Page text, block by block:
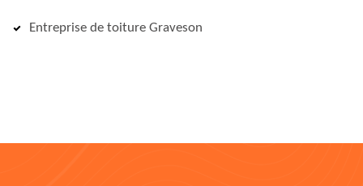
Entreprise de toiture Graveson